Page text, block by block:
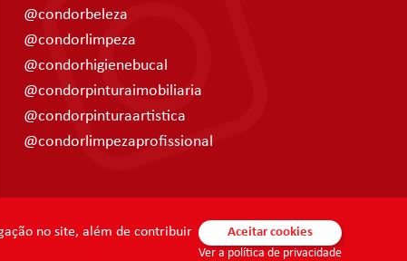
no site, além de contribuir
Aceitar cookies
Ver a política de privacidade
@condorbeleza
@condorlimpeza
@condorhigienebucal
@condorpinturaimobiliaria
@condorpinturaartistica
@condorlimpezaprofissional